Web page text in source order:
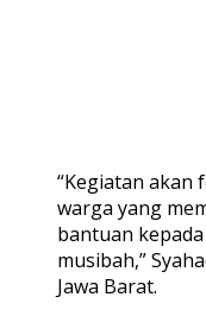
“Kegiatan akan
warga yang
bantuan
musibah,”
Jawa Barat.